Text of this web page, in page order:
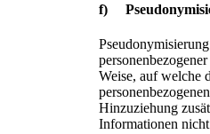
f)
Weise, auf welche
Hinzuziehung
Informationen